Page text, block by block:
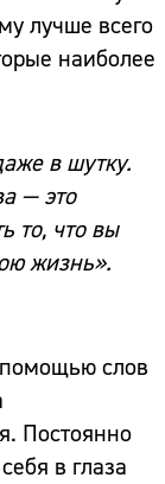
лучше всего
наиболее
в шутку.
— это
то, что вы
жизнь».
слов
Постоянно
в глаза